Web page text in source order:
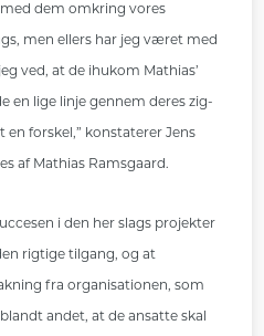
dem omkring vores
men ellers har jeg været med
ved, at de ihukom Mathias’
en lige linje gennem deres zig-
forskel,” konstaterer Jens
af Mathias Ramsgaard.
i den her slags projekter
rigtige tilgang, og at
fra organisationen, som
andet, at de ansatte skal